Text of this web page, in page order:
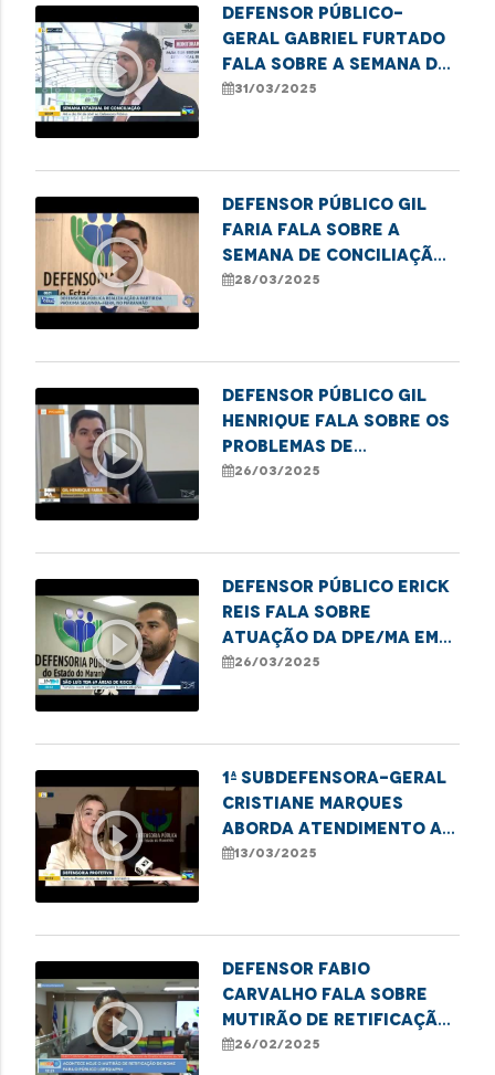
play_circle_outline
Defensor público-
geral Gabriel Furtado
fala sobre a Semana de
Conciliação
31/03/2025
play_circle_outline
Defensor público Gil
Faria fala sobre a
Semana de Conciliação
2025
28/03/2025
play_circle_outline
Defensor público Gil
Henrique fala sobre os
problemas de
acessibilidade nos
26/03/2025
play_circle_outline
Defensor público Erick
Reis fala sobre
atuação da DPE/MA em
casos de áreas de risco
26/03/2025
play_circle_outline
1ª Subdefensora-geral
Cristiane Marques
aborda atendimento a
mulheres vítimas de
13/03/2025
play_circle_outline
Defensor Fabio
Carvalho fala sobre
Mutirão de Retificação
que garante direitos
26/02/2025